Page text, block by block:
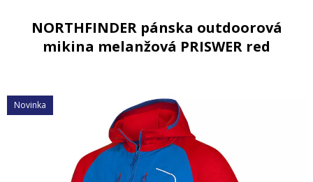
NORTHFINDER pánska outdoorová
mikina melanžová PRISWER red
Novinka